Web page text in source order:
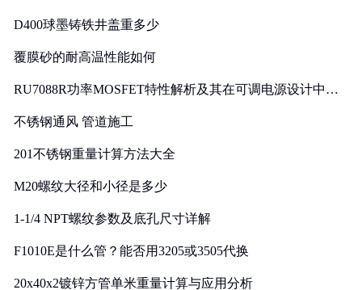
D400球墨铸铁井盖重多少
覆膜砂的耐高温性能如何
RU7088R功率MOSFET特性解析及其在可调电源设计中的
不锈钢通风 管道施工
201不锈钢重量计算方法大全
M20螺纹大径和小径是多少
1-1/4 NPT螺纹参数及底孔尺寸详解
F1010E是什么管？能否用3205或3505代换
20x40x2镀锌方管单米重量计算与应用分析